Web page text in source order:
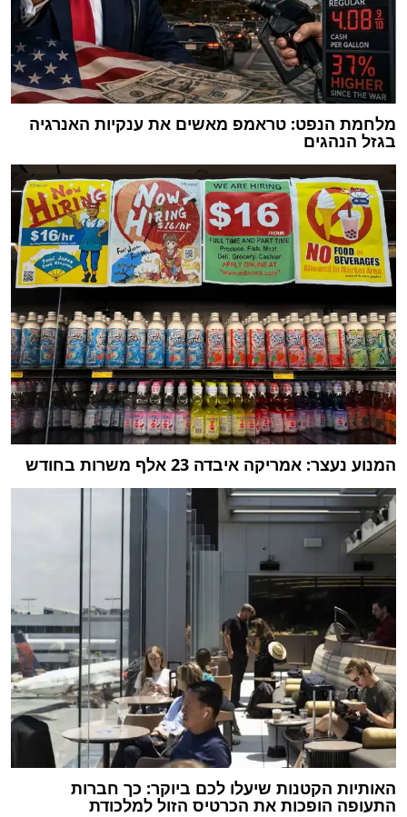
מלחמת הנפט: טראמפ מאשים את ענקיות האנרגיה
בגזל הנהגים
המנוע נעצר: אמריקה איבדה 23 אלף משרות בחודש
האותיות הקטנות שיעלו לכם ביוקר: כך חברות
התעופה הופכות את הכרטיס הזול למלכודת